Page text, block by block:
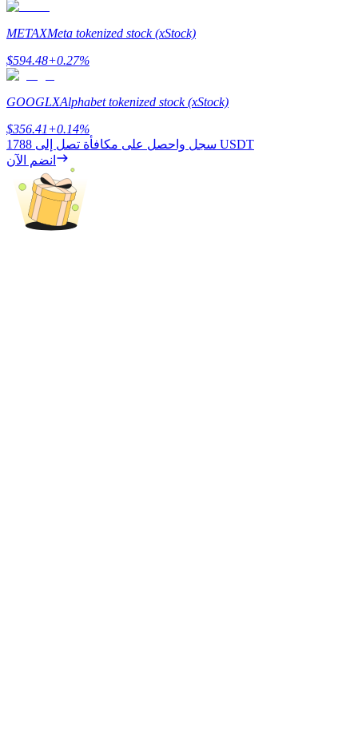
Share 500000 CASHCAT prize pool
Exclusive for BitMart Users
Register & Trade to Win 500,000 USDT
METAXMeta tokenized stock (xStock)
$594.48+0.27%
GOOGLXAlphabet tokenized stock (xStock)
$356.41+0.14%
سجل واحصل على مكافأة تصل إلى 1788 USDT
انضم الآن